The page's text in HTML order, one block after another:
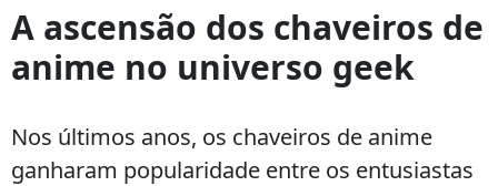
chaveiro
de
anime
conquistando
fãs
A ascensão dos chaveiros de
anime no universo geek
Nos últimos anos, os chaveiros de anime
ganharam popularidade entre os entusiastas